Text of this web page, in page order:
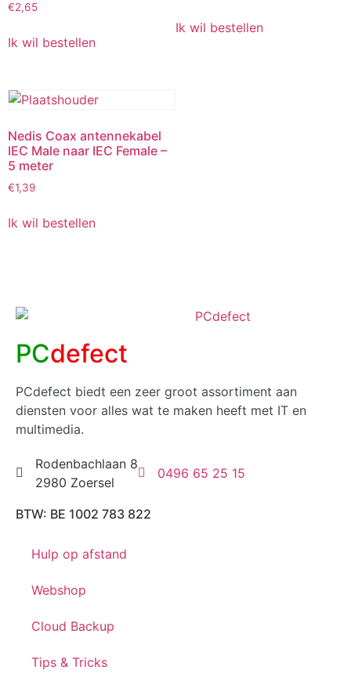
€2,65
Ik wil bestellen
Ik wil bestellen
Nedis Coax antennekabel
IEC Male naar IEC Female –
5 meter
€1,39
Ik wil bestellen
PCdefect
PCdefect biedt een zeer groot assortiment aan
diensten voor alles wat te maken heeft met IT en
multimedia.
Rodenbachlaan 8
2980 Zoersel
0496 65 25 15
BTW: BE 1002 783 822
Hulp op afstand
Webshop
Cloud Backup
Tips & Tricks